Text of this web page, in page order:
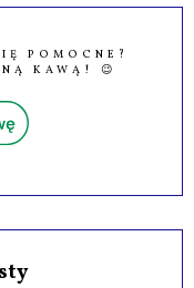
POMOCNE?
KAWĄ! 😉